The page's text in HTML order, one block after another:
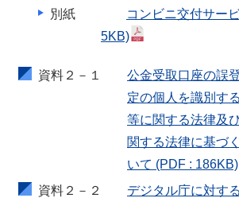
別紙
コンビニ交付サー
5KB)
資料２－１
公金受取口座の誤
定の個人を識別す
等に関する法律及
関する法律に基づ
いて (PDF : 186KB)
資料２－２
デジタル庁に対す